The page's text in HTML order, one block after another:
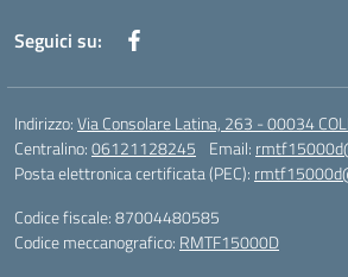
Seguici su:
Indirizzo:Via Consolare Latina, 263 - 00034
Centralino:06121128245 Email:
Posta elettronica certificata (PEC):
Codice fiscale: 87004480585
Codice meccanografico: RMTF15000D